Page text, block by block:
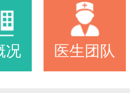
况 医生团队